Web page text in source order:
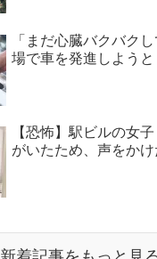
「まだ心臓バクバク
場で車を発進しようと
【恐怖】駅ビルの女
がいたため、声をか